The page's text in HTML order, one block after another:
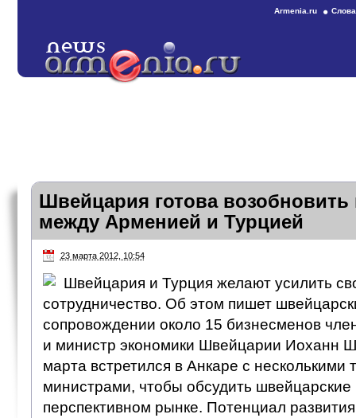
Armenia.ru
Швейцария готова возобновить
между Арменией и Турцией
23 марта 2012, 10:54
Швейцария и Турция желают усилить
сотрудничество. Об этом пишет
сопровождении около 15 бизнесменов
и министр экономики Швейцарии Иоханн
марта встретился в Анкаре с несколькими
министрами, чтобы обсудить
перспективном рынке. Потенциал